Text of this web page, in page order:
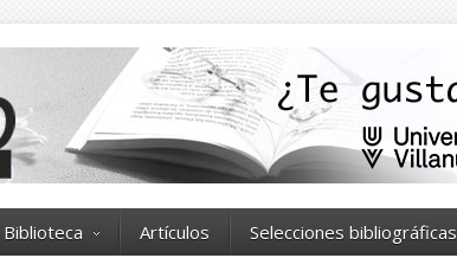
Biblioteca Artículos Selecciones bibliográficas